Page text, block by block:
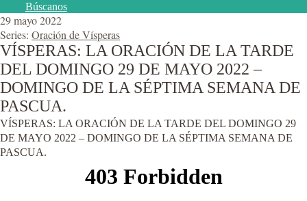
Búscanos
29 mayo 2022
Series: Oración de Vísperas
VÍSPERAS: LA ORACIÓN DE LA TARDE
DEL DOMINGO 29 DE MAYO 2022 –
DOMINGO DE LA SÉPTIMA SEMANA DE
PASCUA.
VÍSPERAS: LA ORACIÓN DE LA TARDE DEL DOMINGO 29
DE MAYO 2022 – DOMINGO DE LA SÉPTIMA SEMANA DE
PASCUA.